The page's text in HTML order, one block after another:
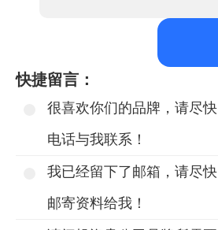
快捷留言：
很喜欢你们的品牌，请尽快
电话与我联系！
我已经留下了邮箱，请尽快
邮寄资料给我！